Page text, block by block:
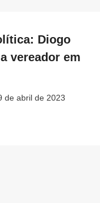
Diogo
vereador em
de abril de 2023